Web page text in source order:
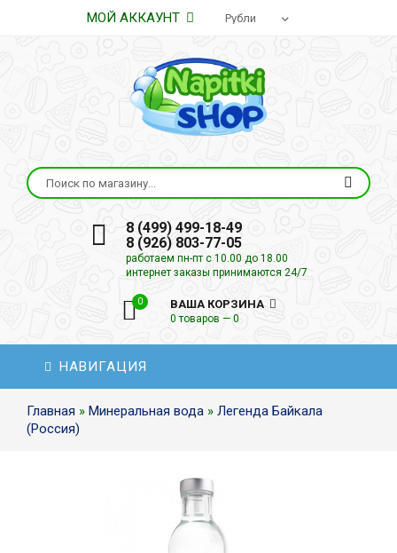
МОЙ АККАУНТ
8 (499) 499-18-49
8 (926) 803-77-05
работаем пн-пт с 10.00 до 18.00
интернет заказы принимаются 24/7
0 ВАША КОРЗИНА
0 товаров — 0
НАВИГАЦИЯ
Главная » Минеральная вода » Легенда Байкала
(Россия)